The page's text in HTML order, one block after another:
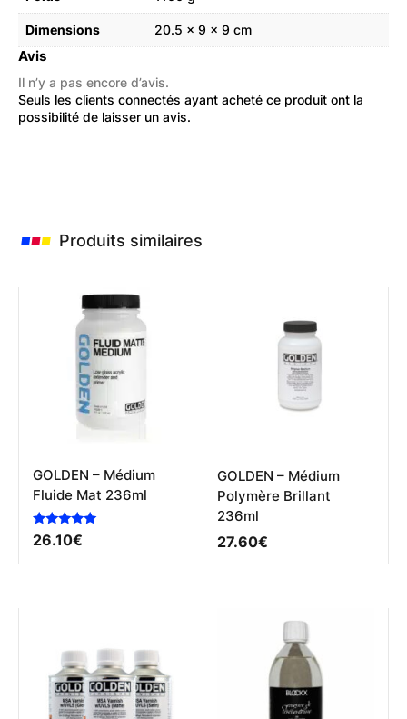
Dimensions 20.5 × 9 × 9 cm
Avis
Il n’y a pas encore d’avis.
Seuls les clients connectés ayant acheté ce produit ont la
possibilité de laisser un avis.
Produits similaires
GOLDEN – Médium
Fluide Mat 236ml
Note
5.00
26.10€
GOLDEN – Médium
Polymère Brillant
236ml
27.60€